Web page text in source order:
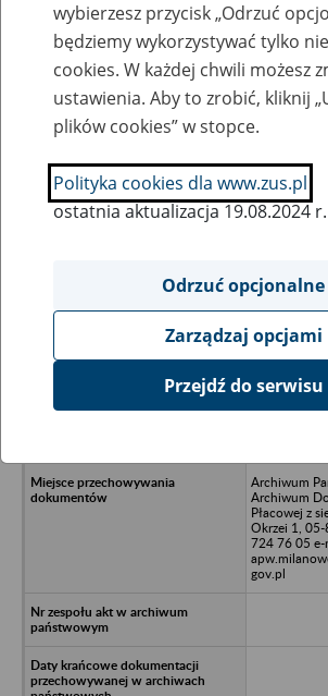
Nazwa zakładu pracy:
SZUKAJ
Ukryj wszystkie pozycje bazy
"Stelpol"
Archiwum
Archiwum
Płacowej z
Okrzei 1,
724 76 05 e-
gov.pl
wybierzesz przycisk „Odrzuć
będziemy wykorzystywać tylko
cookies. W każdej chwili możesz
ustawienia. Aby to zrobić, kliknij
plików cookies” w stopce.
Polityka cookies dla www.zus.pl
ostatnia aktualizacja 19.08.2024 r.
Odrzuć opcjonalne
Zarządzaj opcjami
Przejdź do serwisu